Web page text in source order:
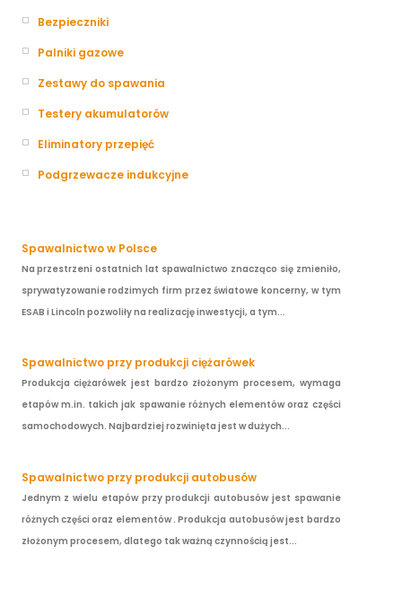
Bezpieczniki
Palniki gazowe
Zestawy do spawania
Testery akumulatorów
Eliminatory przepięć
Podgrzewacze indukcyjne
Spawalnictwo w Polsce
Na przestrzeni ostatnich lat spawalnictwo znacząco się zmieniło,
sprywatyzowanie rodzimych firm przez światowe koncerny, w tym
ESAB i Lincoln pozwoliły na realizację inwestycji, a tym...
Spawalnictwo przy produkcji ciężarówek
Produkcja ciężarówek jest bardzo złożonym procesem, wymaga
etapów m.in. takich jak spawanie różnych elementów oraz części
samochodowych. Najbardziej rozwinięta jest w dużych...
Spawalnictwo przy produkcji autobusów
Jednym z wielu etapów przy produkcji autobusów jest spawanie
różnych części oraz elementów . Produkcja autobusów jest bardzo
złożonym procesem, dlatego tak ważną czynnością jest...